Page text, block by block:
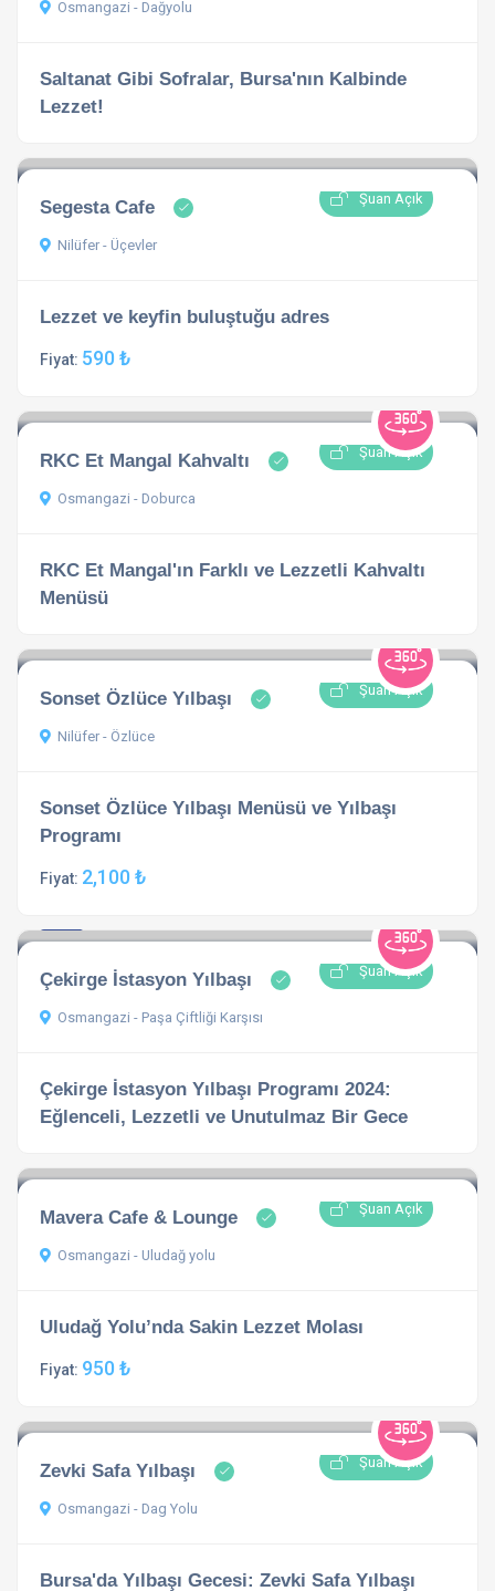
Osmangazi - Dağyolu
Saltanat Gibi Sofralar, Bursa'nın Kalbinde
Lezzet!
Şuan Açık
Segesta Cafe
Nilüfer - Üçevler
Lezzet ve keyfin buluştuğu adres
Fiyat: 590 ₺
Şuan Açık
RKC Et Mangal Kahvaltı
Osmangazi - Doburca
RKC Et Mangal'ın Farklı ve Lezzetli Kahvaltı
Menüsü
Şuan Açık
Sonset Özlüce Yılbaşı
Nilüfer - Özlüce
Sonset Özlüce Yılbaşı Menüsü ve Yılbaşı
Programı
Fiyat: 2,100 ₺
Şuan Açık
Çekirge İstasyon Yılbaşı
Osmangazi - Paşa Çiftliği Karşısı
Çekirge İstasyon Yılbaşı Programı 2024:
Eğlenceli, Lezzetli ve Unutulmaz Bir Gece
Şuan Açık
Mavera Cafe & Lounge
Osmangazi - Uludağ yolu
Uludağ Yolu’nda Sakin Lezzet Molası
Fiyat: 950 ₺
Şuan Açık
Zevki Safa Yılbaşı
Osmangazi - Dag Yolu
Bursa'da Yılbaşı Gecesi: Zevki Safa Yılbaşı